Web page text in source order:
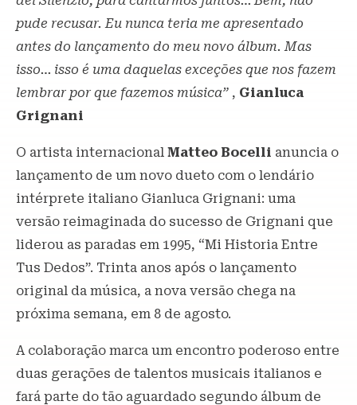
pude recusar. Eu nunca teria me apresentado
antes do lançamento do meu novo álbum. Mas
isso… isso é uma daquelas exceções que nos fazem
lembrar por que fazemos música” , Gianluca
Grignani
O artista internacional Matteo Bocelli anuncia o
lançamento de um novo dueto com o lendário
intérprete italiano Gianluca Grignani: uma
versão reimaginada do sucesso de Grignani que
liderou as paradas em 1995, “Mi Historia Entre
Tus Dedos”. Trinta anos após o lançamento
original da música, a nova versão chega na
próxima semana, em 8 de agosto.
A colaboração marca um encontro poderoso entre
duas gerações de talentos musicais italianos e
fará parte do tão aguardado segundo álbum de